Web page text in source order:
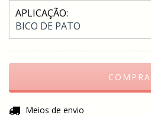
APLICAÇÃO:
BICO DE PATO
Entregas para o CEP:
Meios de envio